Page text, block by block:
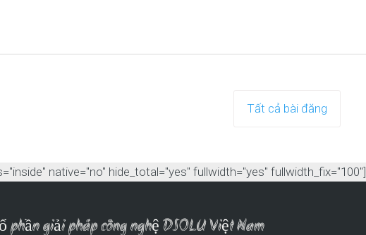
Tất cả bài đăng
native="no" hide_total="yes" fullwidth="yes" fullwidth_fix="100"]
phần giải pháp công nghệ DSOLU Việt Nam